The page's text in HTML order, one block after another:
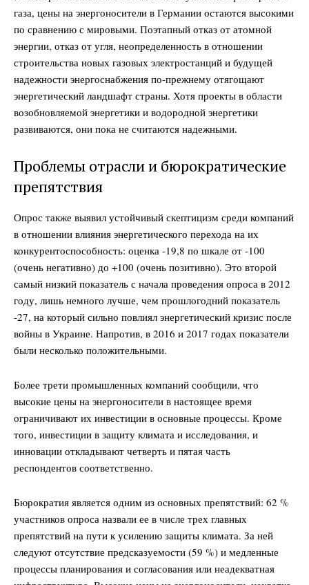
газа, цены на энергоносители в Германии остаются высокими
по сравнению с мировыми. Поэтапный отказ от атомной
энергии, отказ от угля, неопределенность в отношении
строительства новых газовых электростанций и будущей
надежности энергоснабжения по-прежнему отягощают
энергетический ландшафт страны. Хотя проекты в области
возобновляемой энергетики и водородной энергетики
развиваются, они пока не считаются надежными.
Проблемы отрасли и бюрократические
препятствия
Опрос также выявил устойчивый скептицизм среди компаний
в отношении влияния энергетического перехода на их
конкурентоспособность: оценка -19,8 по шкале от -100
(очень негативно) до +100 (очень позитивно). Это второй
самый низкий показатель с начала проведения опроса в 2012
году, лишь немного лучше, чем прошлогодний показатель
-27, на который сильно повлиял энергетический кризис после
войны в Украине. Напротив, в 2016 и 2017 годах показатели
были несколько положительными.
Более трети промышленных компаний сообщили, что
высокие цены на энергоносители в настоящее время
ограничивают их инвестиции в основные процессы. Кроме
того, инвестиции в защиту климата и исследования, и
инновации откладывают четверть и пятая часть
респондентов соответственно.
Бюрократия является одним из основных препятствий: 62 %
участников опроса назвали ее в числе трех главных
препятствий на пути к усилению защиты климата. За ней
следуют отсутствие предсказуемости (59 %) и медленные
процессы планирования и согласования или неадекватная